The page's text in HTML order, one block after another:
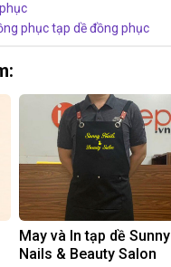
phụctạp dề đồng phục
May và In tạp dề Sunny
Nails & Beauty Salon